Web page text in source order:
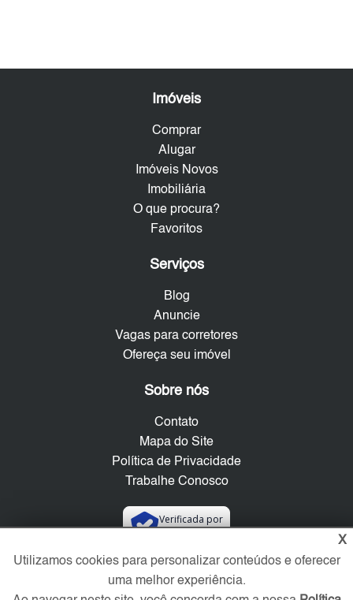
Imóveis
Comprar
Alugar
Imóveis Novos
Imobiliária
O que procura?
Favoritos
Serviços
Blog
Anuncie
Vagas para corretores
Ofereça seu imóvel
Sobre nós
Contato
Mapa do Site
Política de Privacidade
Trabalhe Conosco
Verificada por
Redes Sociais
X
Utilizamos cookies para personalizar conteúdos e oferecer
uma melhor experiência.